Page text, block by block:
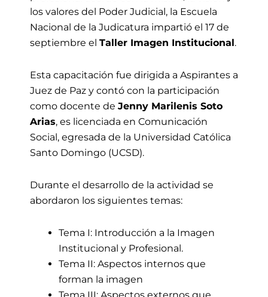
los valores del Poder Judicial, la Escuela
Nacional de la Judicatura impartió el 17 de
septiembre el Taller Imagen Institucional.
Esta capacitación fue dirigida a Aspirantes a
Juez de Paz y contó con la participación
como docente de Jenny Marilenis Soto
Arias, es licenciada en Comunicación
Social, egresada de la Universidad Católica
Santo Domingo (UCSD).
Durante el desarrollo de la actividad se
abordaron los siguientes temas:
Tema I: Introducción a la Imagen
Institucional y Profesional.
Tema II: Aspectos internos que
forman la imagen